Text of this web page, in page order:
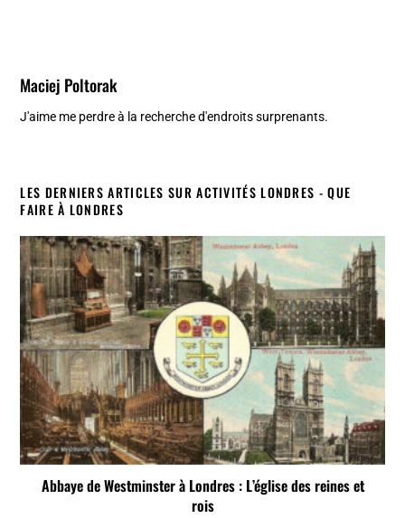
Maciej Poltorak
J'aime me perdre à la recherche d'endroits surprenants.
LES DERNIERS ARTICLES SUR ACTIVITÉS LONDRES - QUE
FAIRE À LONDRES
Abbaye de Westminster à Londres : L’église des reines et
rois